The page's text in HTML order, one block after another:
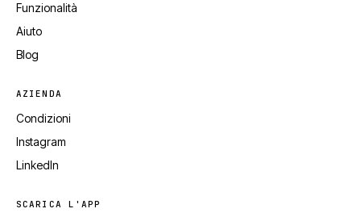
Funzionalità
Aiuto
Blog
AZIENDA
Condizioni
Instagram
LinkedIn
SCARICA L'APP